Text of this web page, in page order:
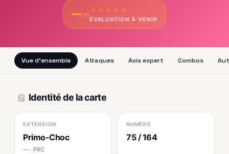
—/10
★ ★ ★ ★ ★
ÉVALUATION À VENIR
Vue d'ensemble Attaques Avis expert Combos
Identité de la carte
EXTENSION
Primo-Choc
— · PRC
NUMÉRO
75 / 164